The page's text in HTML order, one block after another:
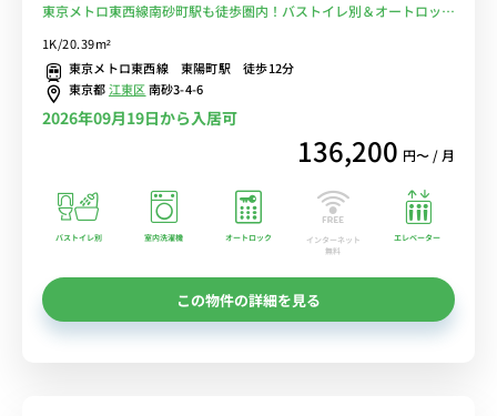
東京メトロ東西線南砂町駅も徒歩圏内！バストイレ別＆オートロック
1K/20.39m²
東京メトロ東西線 東陽町駅 徒歩12分
東京都江東区南砂3-4-6
2026年09月19日から入居可
136,200 円〜 / 月
バストイレ別 室内洗濯機 オートロック
インターネット
無料
エレベーター
この物件の詳細を見る